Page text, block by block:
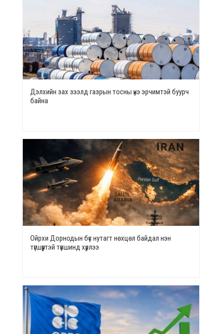
Дэлхийн зах зээлд газрын тосны үнэ эрчимтэй буурч
байна
Ойрхи Дорнодын бүс нутагт нөхцөл байдал нэн
түгшүүртэй түвшинд хүрлээ